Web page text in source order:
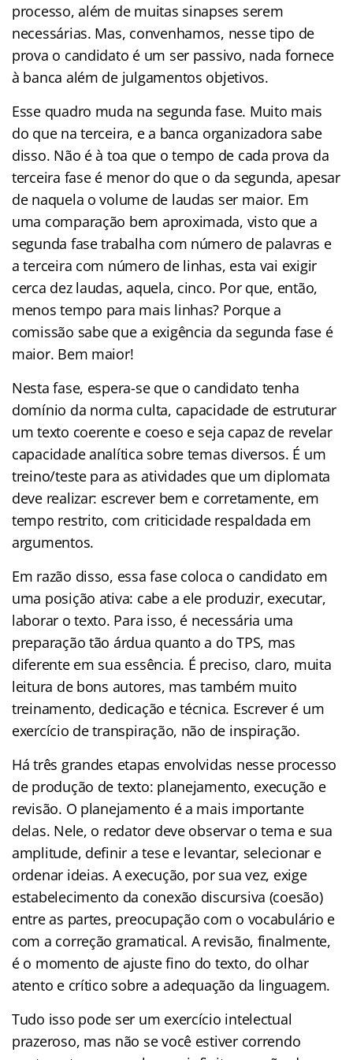
processo, além de muitas sinapses serem
necessárias. Mas, convenhamos, nesse tipo de
prova o candidato é um ser passivo, nada fornece
à banca além de julgamentos objetivos.
Esse quadro muda na segunda fase. Muito mais
do que na terceira, e a banca organizadora sabe
disso. Não é à toa que o tempo de cada prova da
terceira fase é menor do que o da segunda, apesar
de naquela o volume de laudas ser maior. Em
uma comparação bem aproximada, visto que a
segunda fase trabalha com número de palavras e
a terceira com número de linhas, esta vai exigir
cerca dez laudas, aquela, cinco. Por que, então,
menos tempo para mais linhas? Porque a
comissão sabe que a exigência da segunda fase é
maior. Bem maior!
Nesta fase, espera-se que o candidato tenha
domínio da norma culta, capacidade de estruturar
um texto coerente e coeso e seja capaz de revelar
capacidade analítica sobre temas diversos. É um
treino/teste para as atividades que um diplomata
deve realizar: escrever bem e corretamente, em
tempo restrito, com criticidade respaldada em
argumentos.
Em razão disso, essa fase coloca o candidato em
uma posição ativa: cabe a ele produzir, executar,
laborar o texto. Para isso, é necessária uma
preparação tão árdua quanto a do TPS, mas
diferente em sua essência. É preciso, claro, muita
leitura de bons autores, mas também muito
treinamento, dedicação e técnica. Escrever é um
exercício de transpiração, não de inspiração.
Há três grandes etapas envolvidas nesse processo
de produção de texto: planejamento, execução e
revisão. O planejamento é a mais importante
delas. Nele, o redator deve observar o tema e sua
amplitude, definir a tese e levantar, selecionar e
ordenar ideias. A execução, por sua vez, exige
estabelecimento da conexão discursiva (coesão)
entre as partes, preocupação com o vocabulário e
com a correção gramatical. A revisão, finalmente,
é o momento de ajuste fino do texto, do olhar
atento e crítico sobre a adequação da linguagem.
Tudo isso pode ser um exercício intelectual
prazeroso, mas não se você estiver correndo